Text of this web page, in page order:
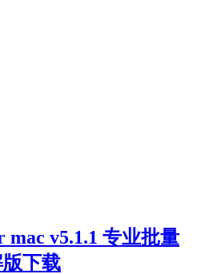
mac v5.1.1 专业批量
下载